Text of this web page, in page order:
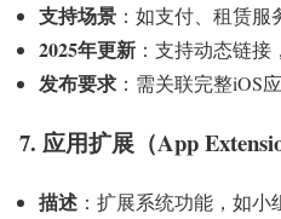
支持场景 ：如支付、租赁服
2025年更新 ：支持动态链接
发布要求 ：需关联完整iOS
7. 应用扩展（App
描述 ：扩展系统功能，如小